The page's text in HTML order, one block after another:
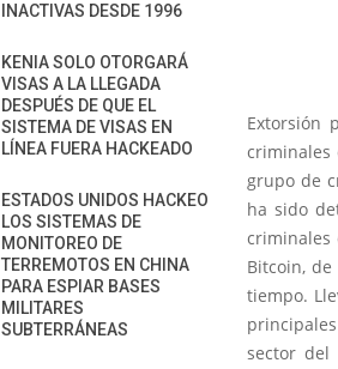
Extorsión
criminales
grupo de
ha sido
criminales
Bitcoin,
tiempo.
sector del
INACTIVAS DESDE 1996
KENIA SOLO OTORGARÁ
VISAS A LA LLEGADA
DESPUÉS DE QUE EL
SISTEMA DE VISAS EN
LÍNEA FUERA HACKEADO
ESTADOS UNIDOS HACKEO
LOS SISTEMAS DE
MONITOREO DE
TERREMOTOS EN CHINA
PARA ESPIAR BASES
MILITARES
SUBTERRÁNEAS